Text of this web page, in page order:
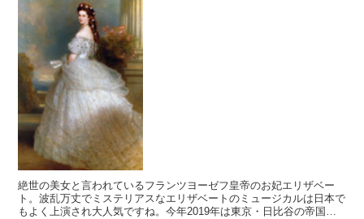
絶世の美女と言われているフランツヨーゼフ皇帝のお妃エリザベー
ト。波乱万丈でミステリアスなエリザベートのミュージカルは日本で
もよく上演され大人気ですね。今年2019年は東京・日比谷の帝国劇